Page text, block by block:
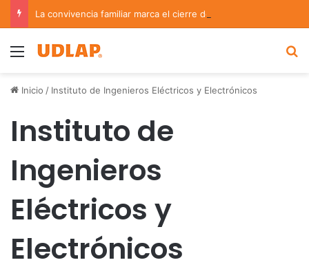
Menu
Inicio / Instituto de Ingenieros Eléctricos y Electrónicos
Instituto de
Ingenieros
Eléctricos y
Electrónicos